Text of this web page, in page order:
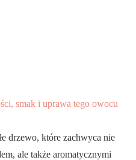
smak i uprawa tego owocu
drzewo, które zachwyca nie
ale także aromatycznymi